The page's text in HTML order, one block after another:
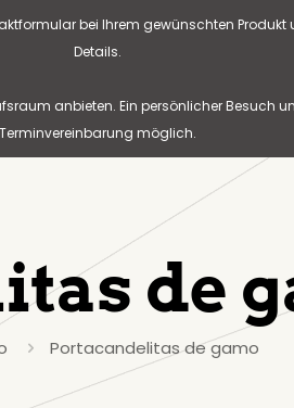
bei Ihrem gewünschten
Details.
anbieten. Ein persönlicher Besuch
Terminvereinbarung möglich.
de
Portacandelitas de gamo